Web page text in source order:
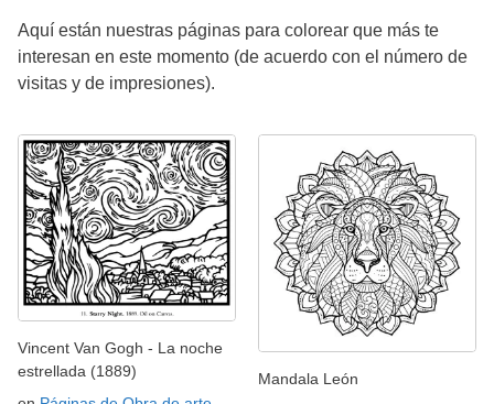
Aquí están nuestras páginas para colorear que más te
interesan en este momento (de acuerdo con el número de
visitas y de impresiones).
Vincent Van Gogh - La noche
estrellada (1889)
Mandala León